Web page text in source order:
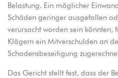
Belastung. Ein möglicher
Schäden geringer ausgefallen
verursacht worden sein könnten,
Klägern ein Mitverschulden an
Schadensbeseitigung
Das Gericht stellt fest, dass der